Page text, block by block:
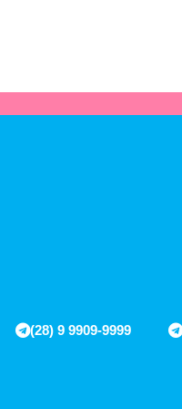
(28) 9 9909-9999